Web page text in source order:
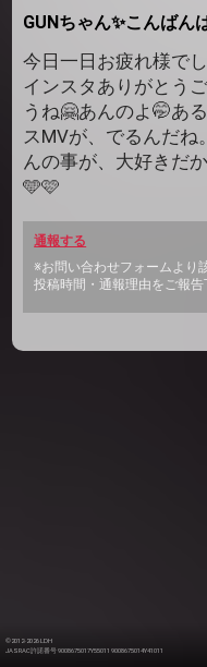
GUNちゃん✨こんばん
今日一日お疲れ様で
インスタありがとう
うね🤗あんのよ🤭あ
スMVが、でるんだね
んの事が、大好きだ
🩵🩷
通報する
※お問い合わせフォームより
投稿時間・通報理由をご報告
©2012-2026 LDH
JASRAC許諾番号 9008675017Y55011 9008675014Y41011